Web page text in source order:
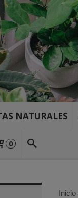
NATURALES
0
Inicio